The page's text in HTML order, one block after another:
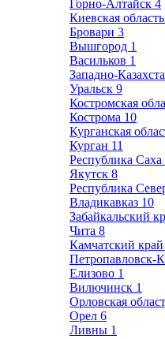
Горно-Алтайск 4
Киевская область
Бровари 3
Вышгород 1
Васильков 1
Западно-
Уральск 9
Костромская
Кострома 10
Курганская
Курган 11
Республика
Якутск 8
Республика
Владикавказ 10
Забайкальский
Чита 8
Камчатский край
Петропавловск-
Елизово 1
Вилючинск 1
Орловская
Орел 6
Ливны 1